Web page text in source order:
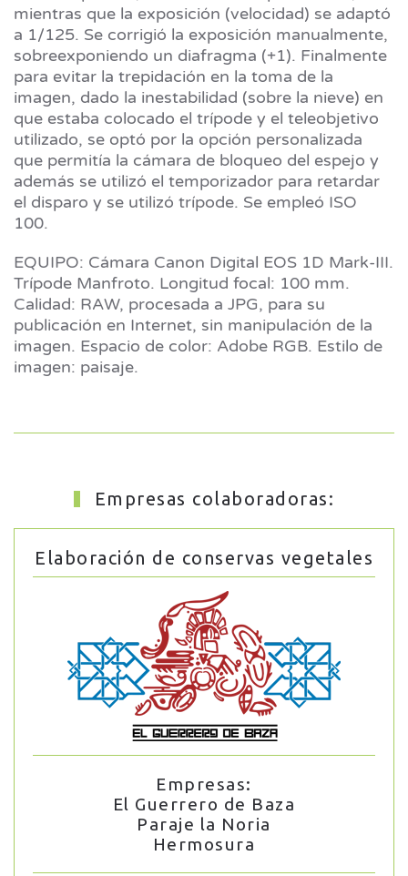
mientras que la exposición (velocidad) se adaptó
a 1/125. Se corrigió la exposición manualmente,
sobreexponiendo un diafragma (+1). Finalmente
para evitar la trepidación en la toma de la
imagen, dado la inestabilidad (sobre la nieve) en
que estaba colocado el trípode y el teleobjetivo
utilizado, se optó por la opción personalizada
que permitía la cámara de bloqueo del espejo y
además se utilizó el temporizador para retardar
el disparo y se utilizó trípode. Se empleó ISO
100.
EQUIPO: Cámara Canon Digital EOS 1D Mark-III.
Trípode Manfroto. Longitud focal: 100 mm.
Calidad: RAW, procesada a JPG, para su
publicación en Internet, sin manipulación de la
imagen. Espacio de color: Adobe RGB. Estilo de
imagen: paisaje.
Empresas colaboradoras:
Elaboración de conservas vegetales
Empresas:
El Guerrero de Baza
Paraje la Noria
Hermosura